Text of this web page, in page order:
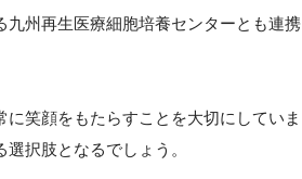
州再生医療細胞培養センターとも連携
笑顔をもたらすことを大切にしていま
択肢となるでしょう。